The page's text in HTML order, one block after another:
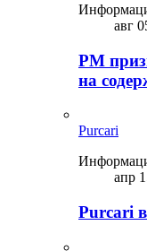
авг
PM
на
Purcari
апр
Purcari